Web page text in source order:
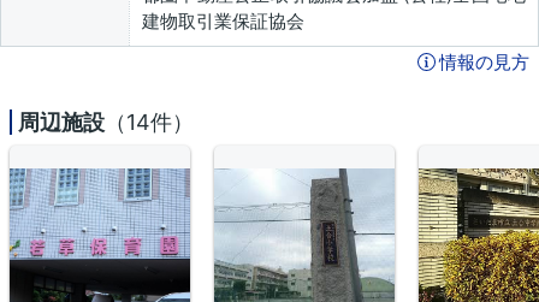
建物取引業保証協会
情報の見方
周辺施設 （14件）